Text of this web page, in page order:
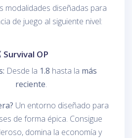
modalidades diseñadas para
de juego al siguiente nivel:
Survival OP
Desde la 1.8 hasta la más
reciente.
Un entorno diseñado para
de forma épica. Consigue
domina la economía y